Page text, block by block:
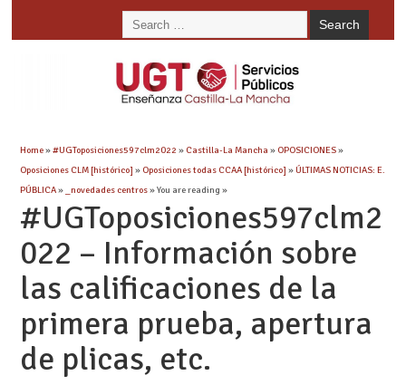
Home»#UGToposiciones597clm2022 » Castilla-La Mancha » OPOSICIONES»
Oposiciones CLM [histórico] » Oposiciones todas CCAA [histórico] »ÚLTIMAS NOTICIAS: E.
PÚBLICA» _novedades centros» You are reading »
#UGToposiciones597clm2
022 – Información sobre
las calificaciones de la
primera prueba, apertura
de plicas, etc.